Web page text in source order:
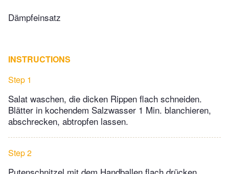
Dämpfeinsatz
INSTRUCTIONS
Step 1
Salat waschen, die dicken Rippen flach schneiden.
Blätter in kochendem Salzwasser 1 Min. blanchieren,
abschrecken, abtropfen lassen.
Step 2